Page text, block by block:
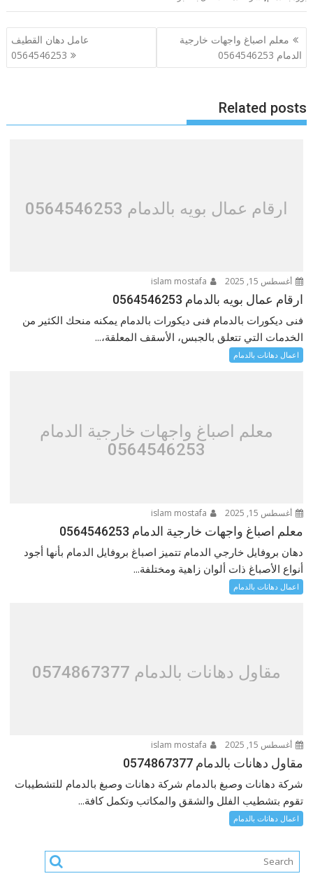
تصفّح
المقالات
معلم اصباغ واجهات خارجية
الدمام 0564546253
عامل دهان القطيف
0564546253
Related posts
ارقام عمال بويه بالدمام 0564546253
أغسطس 15, 2025
ارقام عمال بويه بالدمام 0564546253
فنى ديكورات بالدمام فنى ديكورات بالدمام يمكنه منحك الكثير من
الخدمات التي تتعلق بالجبس، الأسقف المعلقة،...
اعمال دهانات بالدمام
معلم اصباغ واجهات خارجية الدمام
0564546253
أغسطس 15, 2025
معلم اصباغ واجهات خارجية الدمام 0564546253
دهان بروفايل خارجي الدمام تتميز اصباغ بروفايل الدمام بأنها أجود
أنواع الأصباغ ذات ألوان زاهية ومختلفة...
اعمال دهانات بالدمام
مقاول دهانات بالدمام 0574867377
أغسطس 15, 2025
مقاول دهانات بالدمام 0574867377
شركة دهانات وصبغ بالدمام شركة دهانات وصبغ بالدمام للتشطيبات
تقوم بتشطيب الفلل والشقق والمكاتب وتكمل كافة...
اعمال دهانات بالدمام